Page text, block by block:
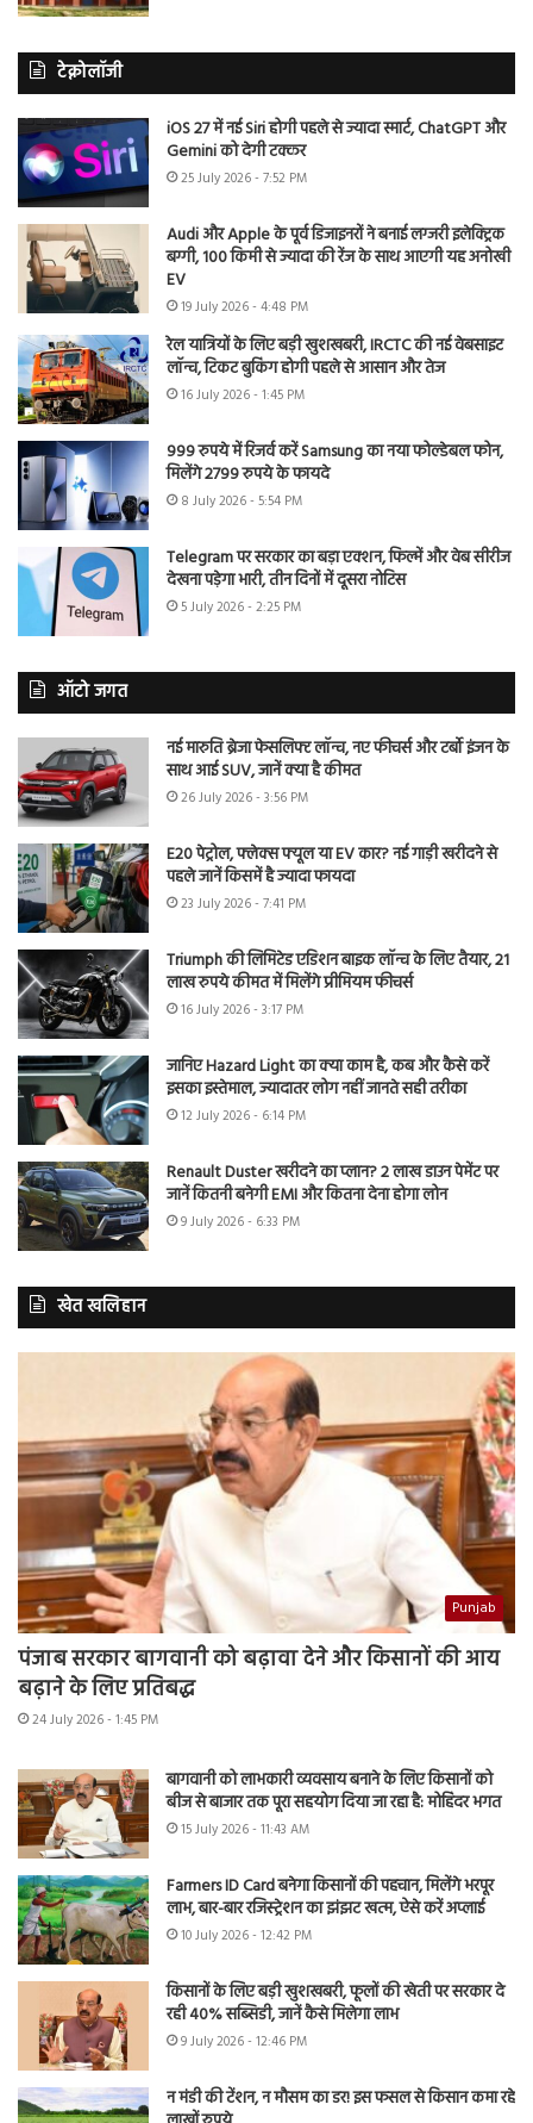
टेक्नोलॉजी
iOS 27 में नई Siri होगी पहले से ज्यादा स्मार्ट, ChatGPT और
Gemini को देगी टक्कर
25 July 2026 - 7:52 PM
Audi और Apple के पूर्व डिजाइनरों ने बनाई लग्जरी इलेक्ट्रिक
बग्गी, 100 किमी से ज्यादा की रेंज के साथ आएगी यह अनोखी
EV
19 July 2026 - 4:48 PM
रेल यात्रियों के लिए बड़ी खुशखबरी, IRCTC की नई वेबसाइट
लॉन्च, टिकट बुकिंग होगी पहले से आसान और तेज
16 July 2026 - 1:45 PM
999 रुपये में रिजर्व करें Samsung का नया फोल्डेबल फोन,
मिलेंगे 2799 रुपये के फायदे
8 July 2026 - 5:54 PM
Telegram पर सरकार का बड़ा एक्शन, फिल्में और वेब सीरीज
देखना पड़ेगा भारी, तीन दिनों में दूसरा नोटिस
5 July 2026 - 2:25 PM
ऑटो जगत
नई मारुति ब्रेजा फेसलिफ्ट लॉन्च, नए फीचर्स और टर्बो इंजन के
साथ आई SUV, जानें क्या है कीमत
26 July 2026 - 3:56 PM
E20 पेट्रोल, फ्लेक्स फ्यूल या EV कार? नई गाड़ी खरीदने से
पहले जानें किसमें है ज्यादा फायदा
23 July 2026 - 7:41 PM
Triumph की लिमिटेड एडिशन बाइक लॉन्च के लिए तैयार, 21
लाख रुपये कीमत में मिलेंगे प्रीमियम फीचर्स
16 July 2026 - 3:17 PM
जानिए Hazard Light का क्या काम है, कब और कैसे करें
इसका इस्तेमाल, ज्यादातर लोग नहीं जानते सही तरीका
12 July 2026 - 6:14 PM
Renault Duster खरीदने का प्लान? 2 लाख डाउन पेमेंट पर
जानें कितनी बनेगी EMI और कितना देना होगा लोन
9 July 2026 - 6:33 PM
खेत खलिहान
Punjab
पंजाब सरकार बागवानी को बढ़ावा देने और किसानों की आय
बढ़ाने के लिए प्रतिबद्ध
24 July 2026 - 1:45 PM
बागवानी को लाभकारी व्यवसाय बनाने के लिए किसानों को
बीज से बाजार तक पूरा सहयोग दिया जा रहा है: मोहिंदर भगत
15 July 2026 - 11:43 AM
Farmers ID Card बनेगा किसानों की पहचान, मिलेंगे भरपूर
लाभ, बार-बार रजिस्ट्रेशन का झंझट खत्म, ऐसे करें अप्लाई
10 July 2026 - 12:42 PM
किसानों के लिए बड़ी खुशखबरी, फूलों की खेती पर सरकार दे
रही 40% सब्सिडी, जानें कैसे मिलेगा लाभ
9 July 2026 - 12:46 PM
न मंडी की टेंशन, न मौसम का डर! इस फसल से किसान कमा रहे